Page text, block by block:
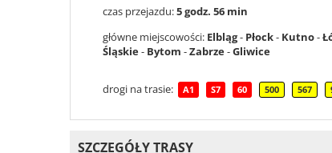
czas przejazdu:5 godz. 56 min
główne miejscowości: Elbląg- Płock- Kutno-
Śląskie- Bytom -Zabrze-Gliwice
drogi na trasie: A1 S7 60 500 567
SZCZEGÓŁY TRASY